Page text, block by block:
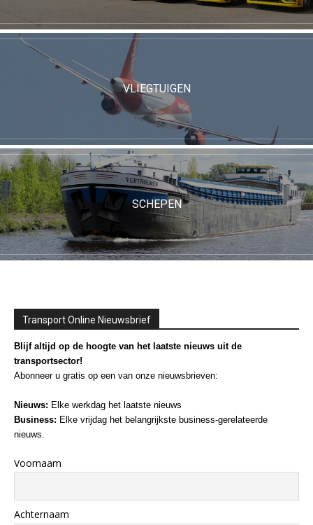
VLIEGTUIGEN
SCHEPEN
Transport Online Nieuwsbrief
Blijf altijd op de hoogte van het laatste nieuws uit de
transportsector!
Abonneer u gratis op een van onze nieuwsbrieven:
Nieuws: Elke werkdag het laatste nieuws
Business: Elke vrijdag het belangrijkste business-gerelateerde
nieuws.
Voornaam
Achternaam